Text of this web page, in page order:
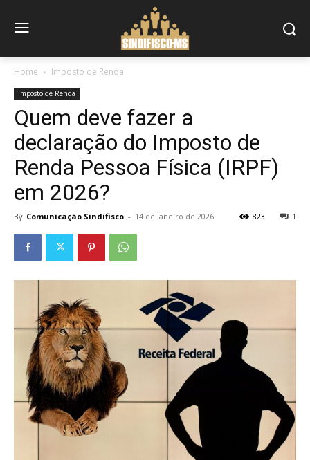
Home Imposto de Renda
Imposto de Renda
Quem deve fazer a
declaração do Imposto de
Renda Pessoa Física (IRPF)
em 2026?
By Comunicação Sindifisco - 14 de janeiro de 2026 1
823